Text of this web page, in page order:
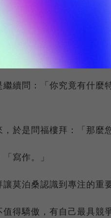
天上午用四個小時來讀
來讀書寫作。」
會寫作，不會別的嗎？」
續問：「你究竟有什麼
於是問福樓拜：「那麼
寫作。」
莫泊桑認識到專注的重要
得驕傲，有自己最具競